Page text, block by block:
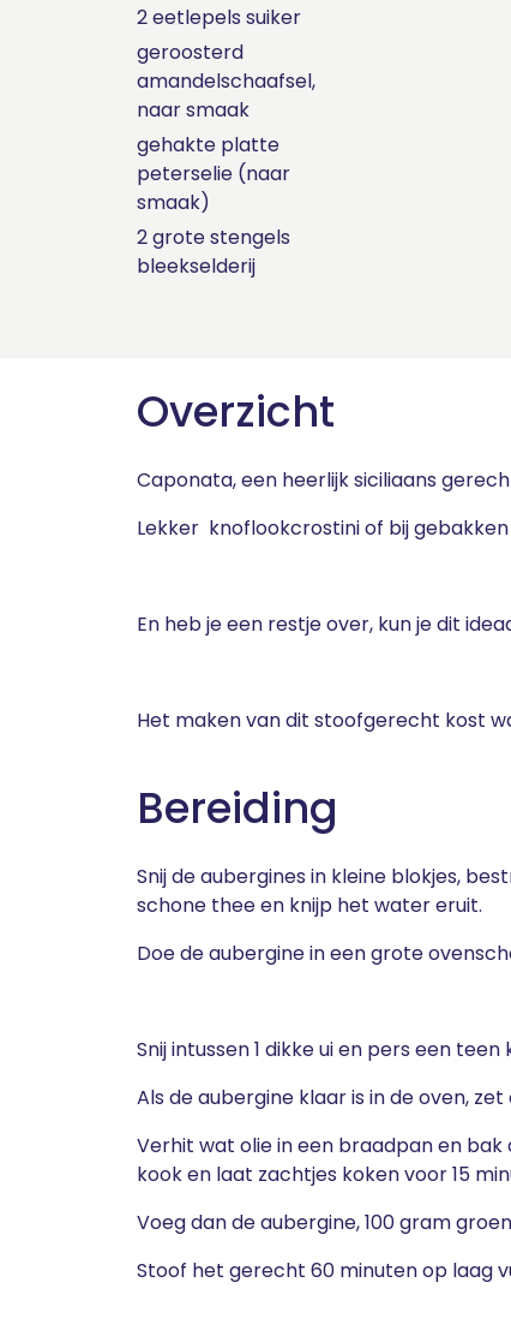
2 eetlepels suiker
geroosterd
amandelschaafsel,
naar smaak
gehakte platte
peterselie (naar
smaak)
2 grote stengels
bleekselderij
Overzicht
Caponata, een heerlijk siciliaans
Lekker knoflookcrostini of bij gebakken
En heb je een restje over, kun je dit
Het maken van dit stoofgerecht kost
Bereiding
Snij de aubergines in kleine blokjes,
schone thee en knijp het water eruit.
Doe de aubergine in een grote
Snij intussen 1 dikke ui en pers een
Als de aubergine klaar is in de oven,
Verhit wat olie in een braadpan en
kook en laat zachtjes koken voor 15
Voeg dan de aubergine, 100 gram
Stoof het gerecht 60 minuten op laag